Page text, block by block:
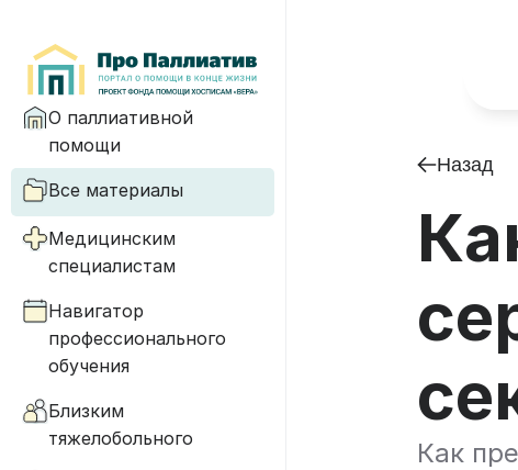
О паллиативной
помощи
Все материалы
Медицинским
специалистам
Навигатор
профессионального
обучения
Близким
тяжелобольного
Назад
Как